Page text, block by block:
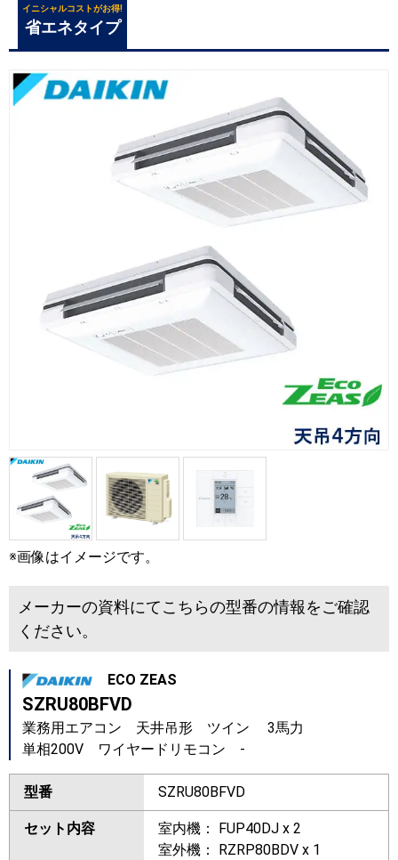
イニシャルコストがお得!
省エネタイプ
※画像はイメージです。
メーカーの資料にてこちらの型番の情報をご確認
ください。
ECO ZEAS
SZRU80BFVD
業務用エアコン 天井吊形 ツイン 3馬力
単相200V ワイヤードリモコン -
型番 SZRU80BFVD
セット内容
室内機： FUP40DJ x 2
室外機： RZRP80BDV x 1